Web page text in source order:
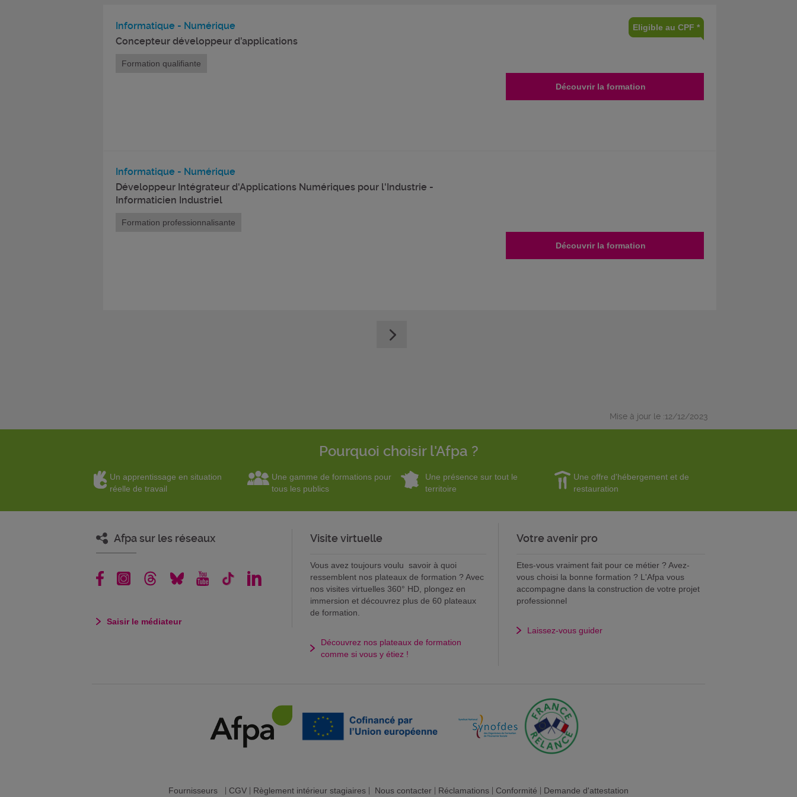
Informatique - Numérique
Concepteur développeur d’applications
Eligible au CPF *
Formation qualifiante
Découvrir la formation
Informatique - Numérique
Développeur Intégrateur d'Applications Numériques pour l'Industrie -
Informaticien Industriel
Formation professionnalisante
Découvrir la formation
Mise à jour le :12/12/2023
Pourquoi choisir l'Afpa ?
Un apprentissage en situation
réelle de travail
Une gamme de formations pour
tous les publics
Une présence sur tout le
territoire
Une offre d'hébergement et de
restauration
Afpa sur les réseaux
Saisir le médiateur
Visite virtuelle
Vous avez toujours voulu savoir à quoi
ressemblent nos plateaux de formation ? Avec
nos visites virtuelles 360° HD, plongez en
immersion et découvrez plus de 60 plateaux
de formation.
Découvrez nos plateaux de formation
comme si vous y étiez !
Votre avenir pro
Etes-vous vraiment fait pour ce métier ? Avez-
vous choisi la bonne formation ? L'Afpa vous
accompagne dans la construction de votre projet
professionnel
Laissez-vous guider
Fournisseurs CGV Règlement intérieur stagiaires Nous contacter Réclamations Conformité Demande d'attestation